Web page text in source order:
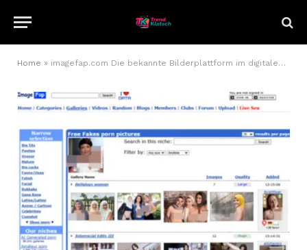
Home » imagefap.com Die bekannte Bilderplattform im digitalen Wandel